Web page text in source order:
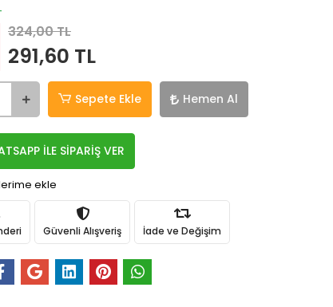
324,00 TL
291,60 TL
Sepete Ekle Hemen Al
İLE SİPARİŞ VER
ekle
Güvenli Alışveriş İade ve Değişim